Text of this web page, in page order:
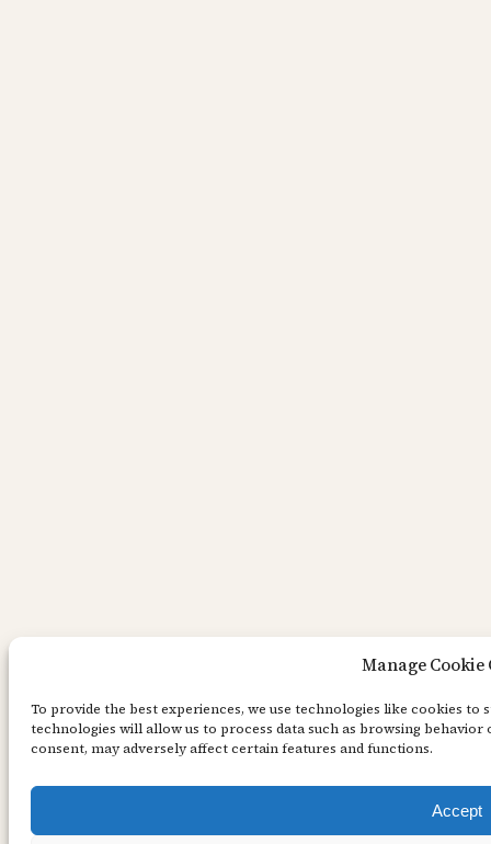
Manage Cookie
To provide the best experiences, we use technologies like cookies
technologies will allow us to process data such as browsing
consent, may adversely affect certain features and functions.
Accept